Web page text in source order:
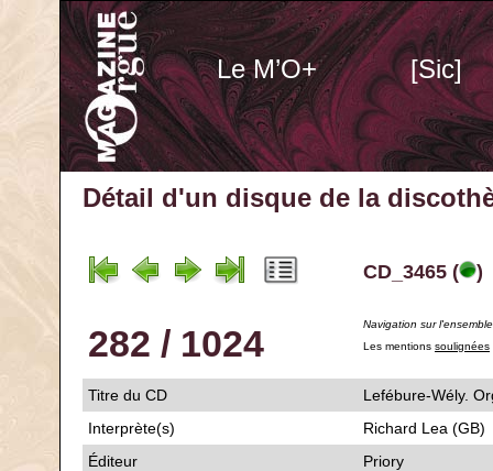
Le M’O+ [Sic]
Détail d'un disque de la
CD_3465 ( )
282 / 1024
Navigation sur
Les mentions soulignées
Titre du CD
Lefébure-Wély.
Interprète(s)
Richard Lea (GB)
Éditeur
Priory